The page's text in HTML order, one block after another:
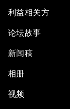
利益相关方
论坛故事
新闻稿
相册
视频